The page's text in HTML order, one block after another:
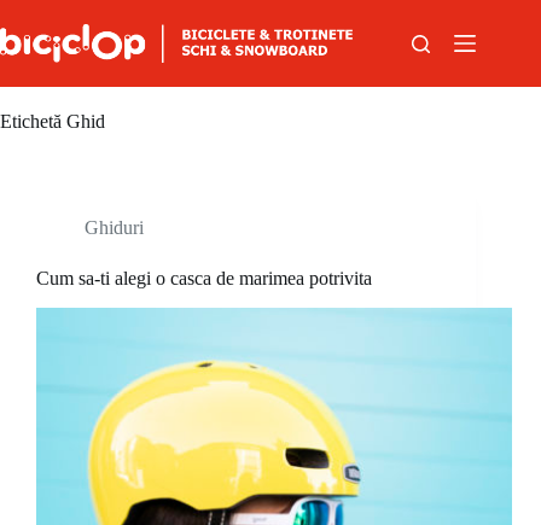
Etichetă Ghid
Ghiduri
Cum sa-ti alegi o casca de marimea potrivita